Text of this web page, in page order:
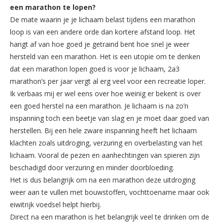
een marathon te lopen?
De mate waarin je je lichaam belast tijdens een marathon
loop is van een andere orde dan kortere afstand loop. Het
hangt af van hoe goed je getraind bent hoe snel je weer
hersteld van een marathon. Het is een utopie om te denken
dat een marathon lopen goed is voor je lichaam, 2a3
marathon’s per jaar vergt al erg veel voor een recreatie loper.
Ik verbaas mij er wel eens over hoe weinig er bekent is over
een goed herstel na een marathon. Je lichaam is na zo’n
inspanning toch een beetje van slag en je moet daar goed van
herstellen. Bij een hele zware inspanning heeft het lichaam
klachten zoals uitdroging, verzuring en overbelasting van het
lichaam. Vooral de pezen en aanhechtingen van spieren zijn
beschadigd door verzuring en minder doorbloeding.
Het is dus belangrijk om na een marathon deze uitdroging
weer aan te vullen met bouwstoffen, vochttoename maar ook
eiwitrijk voedsel helpt hierbij.
Direct na een marathon is het belangrijk veel te drinken om de